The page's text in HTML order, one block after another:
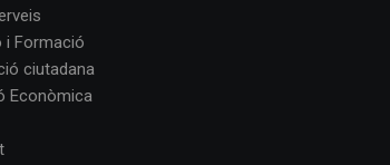
i Formació
ciutadana
Econòmica